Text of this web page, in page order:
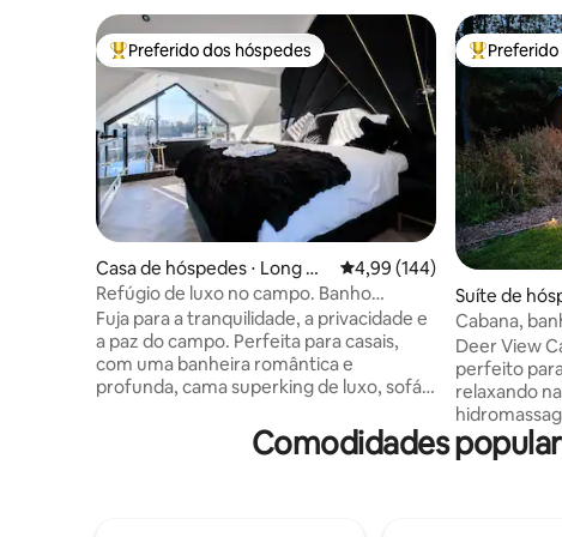
Entre os melhores preferidos dos hóspedes
Preferido dos hóspedes
Casa de hóspedes ⋅ Long Dr
ax
4,99 de uma avaliação
4,99 (144)
Refúgio de luxo no campo. Banho
romântico
Fuja para a tranquilidade, a privacidade e
a paz do campo. Perfeita para casais,
com uma banheira romântica e
profunda, cama superking de luxo, sofá
75 polegadas para noites relaxantes.
Aproveite manhãs tranquilas, vistas
Entre os
Suíte de
Cabana,
floresta,
Deer View
perfeito
relaxando
chuva no
de balanço
Comodidades